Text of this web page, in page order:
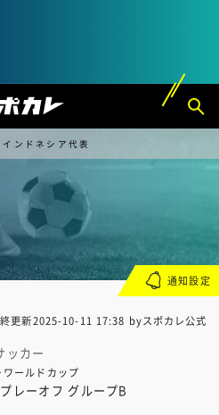
ンドネシア代表
更新2025-10-11 17:38 byスポカレ公式
ッカー
ールドカップ
レーオフ グループB
通知設定